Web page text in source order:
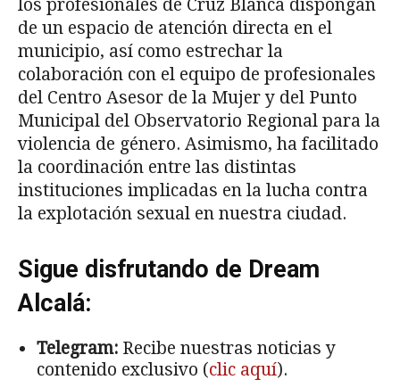
los profesionales de Cruz Blanca dispongan
de un espacio de atención directa en el
municipio, así como estrechar la
colaboración con el equipo de profesionales
del Centro Asesor de la Mujer y del Punto
Municipal del Observatorio Regional para la
violencia de género. Asimismo, ha facilitado
la coordinación entre las distintas
instituciones implicadas en la lucha contra
la explotación sexual en nuestra ciudad.
Sigue disfrutando de Dream
Alcalá:
Telegram: Recibe nuestras noticias y
contenido exclusivo (clic aquí).